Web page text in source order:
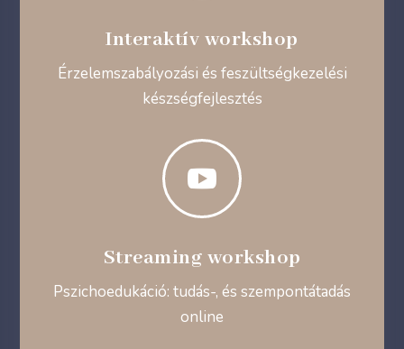
Interaktív workshop
Érzelemszabályozási és feszültségkezelési
készségfejlesztés

Streaming workshop
Pszichoedukáció: tudás-, és szempontátadás
online